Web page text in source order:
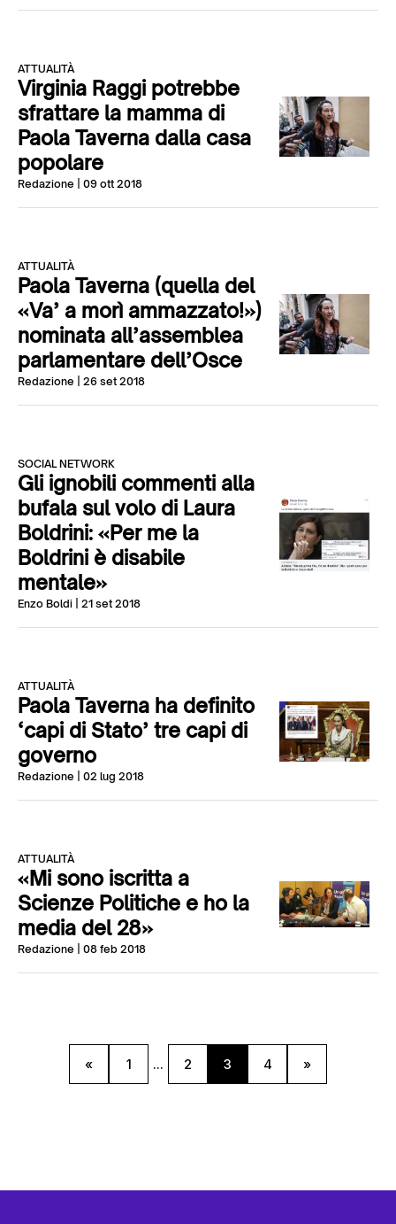
ATTUALITÀ
Virginia Raggi potrebbe
sfrattare la mamma di
Paola Taverna dalla casa
popolare
Redazione | 09 ott 2018
ATTUALITÀ
Paola Taverna (quella del
«Va’ a morì ammazzato!»)
nominata all’assemblea
parlamentare dell’Osce
Redazione | 26 set 2018
SOCIAL NETWORK
Gli ignobili commenti alla
bufala sul volo di Laura
Boldrini: «Per me la
Boldrini è disabile
mentale»
Enzo Boldi | 21 set 2018
ATTUALITÀ
Paola Taverna ha definito
‘capi di Stato’ tre capi di
governo
Redazione | 02 lug 2018
ATTUALITÀ
«Mi sono iscritta a
Scienze Politiche e ho la
media del 28»
Redazione | 08 feb 2018
« 1 ... 2 3 4 »